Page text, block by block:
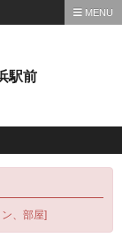
MENU
駅前
、部屋]